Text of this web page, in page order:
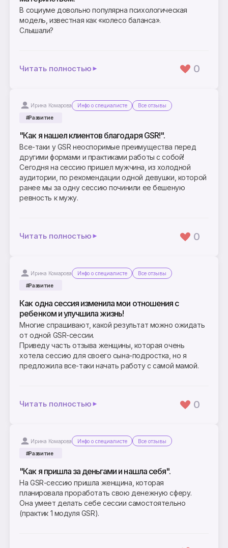
В социуме довольно популярна психологическая
модель, известная как «колесо баланса».
Слышали?
Читать полностью 0
Ирина Комарова Инфо о специалисте
Все отзывы
#Развитие
"Как я нашел клиентов благодаря GSR!".
Все-таки у GSR неоспоримые преимущества перед
другими формами и практиками работы с собой!
Сегодня на сессию пришел мужчина, из холодной
аудитории, по рекомендации одной девушки, которой
ранее мы за одну сессию починили ее бешеную
ревность к мужу.
Читать полностью 0
Ирина Комарова Инфо о специалисте
Все отзывы
#Развитие
Как одна сессия изменила мои отношения с
ребенком и улучшила жизнь!
Многие спрашивают, какой результат можно ожидать
от одной GSR-сессии.
Приведу часть отзыва женщины, которая очень
хотела сессию для своего сына-подростка, но я
предложила все-таки начать работу с самой мамой.
Читать полностью 0
Ирина Комарова Инфо о специалисте
Все отзывы
#Развитие
"Как я пришла за деньгами и нашла себя".
На GSR-сессию пришла женщина, которая
планировала проработать свою денежную сферу.
Она умеет делать себе сессии самостоятельно
(практик 1 модуля GSR).